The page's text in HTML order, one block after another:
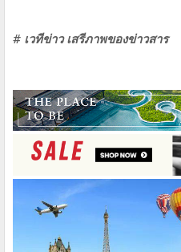
# เวทีข่าว เสรีภาพของข่าวสาร